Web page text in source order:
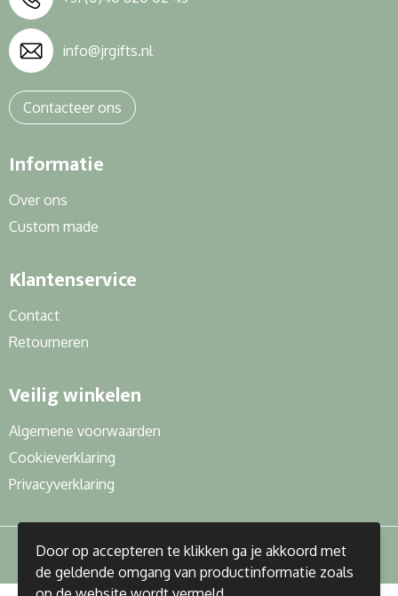
info@jrgifts.nl
Contacteer ons
Informatie
Over ons
Custom made
Klantenservice
Contact
Retourneren
Veilig winkelen
Algemene voorwaarden
Cookieverklaring
Privacyverklaring
Door op accepteren te klikken ga je akkoord met
de geldende omgang van productinformatie zoals